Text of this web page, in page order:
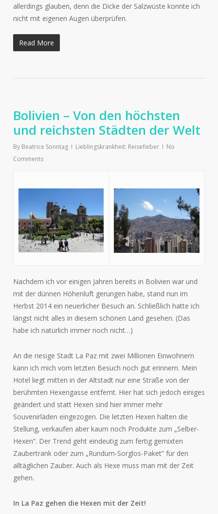
allerdings glauben, denn die Dicke der Salzwüste konnte ich
nicht mit eigenen Augen überprüfen.
Read More
Bolivien – Von den höchsten
und reichsten Städten der Welt
By Beatrice Sonntag Lieblingskrankheit: Reisefieber
No
Comments
Nachdem ich vor einigen Jahren bereits in Bolivien war und
mit der dünnen Höhenluft gerungen habe, stand nun im
Herbst 2014 ein neuerlicher Besuch an. Schließlich hatte ich
längst nicht alles in diesem schönen Land gesehen. (Das
habe ich natürlich immer noch nicht…)
An die riesige Stadt La Paz mit zwei Millionen Einwohnern
kann ich mich vom letzten Besuch noch gut erinnern. Mein
Hotel liegt mitten in der Altstadt nur eine Straße von der
berühmten Hexengasse entfernt. Hier hat sich jedoch einiges
geändert und statt Hexen sind hier immer mehr
Souvenirläden eingezogen. Die letzten Hexen halten die
Stellung, verkaufen aber kaum noch Produkte zum „Selber-
Hexen“. Der Trend geht eindeutig zum fertig gemixten
Zaubertrank oder zum „Rundum-Sorglos-Paket“ für den
alltäglichen Zauber. Auch als Hexe muss man mit der Zeit
gehen.
In La Paz gehen die Hexen mit der Zeit!